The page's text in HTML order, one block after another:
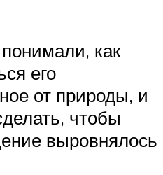
как
его
от природы, и
чтобы
выровнялось